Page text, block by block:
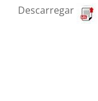
Descarregar